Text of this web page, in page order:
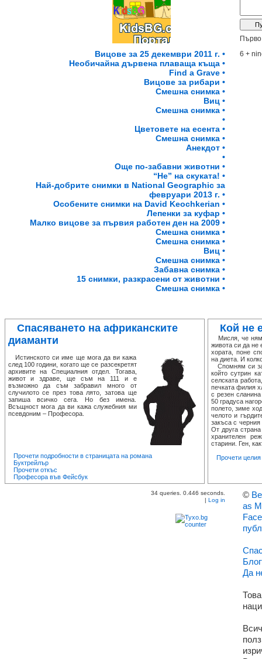
Първо
6 +
Вицове за 25 декември 2011 г. •
Необичайна дървена плаваща къща •
Find a Grave •
Вицове за рибари •
Смешна снимка •
Виц •
Смешна снимка •
•
Цветовете на есента •
Смешна снимка •
Анекдот •
•
Още по-забавни животни •
“Не” на скуката! •
Най-добрите снимки в National Geographic за
февруари 2013 г. •
Особените снимки на David Keochkerian •
Лепенки за куфар •
Малко вицове за първия работен ден на 2009 •
Смешна снимка •
Смешна снимка •
Виц •
Смешна снимка •
Забавна снимка •
15 снимки, разкрасени от животни •
Смешна снимка •
Спасяването на африканските
диаманти
Истинското си име ще мога да ви кажа
след 100 години, когато ще се разсекретят
архивите на Специалния отдел. Тогава,
живот и здраве, ще съм на 111 и е
възможно да съм забравил много от
случилото се през това лято, затова ще
запиша всичко сега. Но без имена.
Всъщност мога да ви кажа служебния ми
псевдоним – Професора.
Прочети подробности в страницата на романа
Буктрейлър
Прочети откъс
Професора във Фейсбук
Кой не
Мисля, че
живота си да не
хората, поне
на диета. И
Спомням си за
който сутрин
селската
печката филия
с резен
50 градуса
полето, зиме
челото и
закъса с
От друга
хранителен
старини. Ген,
Прочети целия
34 queries. 0.446 seconds.
| Log in
©
as
Да